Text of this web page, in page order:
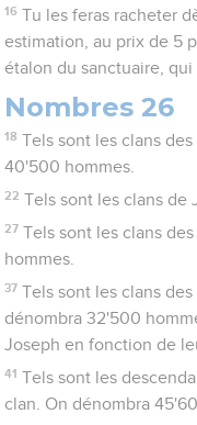
16 Tu les feras racheter
estimation, au prix de 5
étalon du sanctuaire, qui
Nombres 26
18 Tels sont les clans
40'500 hommes.
22 Tels sont les clans de
27 Tels sont les clans
hommes.
37 Tels sont les clans
dénombra 32'500
Joseph en fonction de
41 Tels sont les
clan. On dénombra